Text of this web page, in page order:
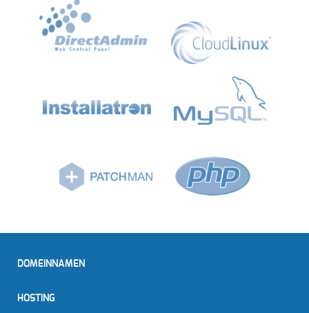
DOMEINNAMEN
HOSTING